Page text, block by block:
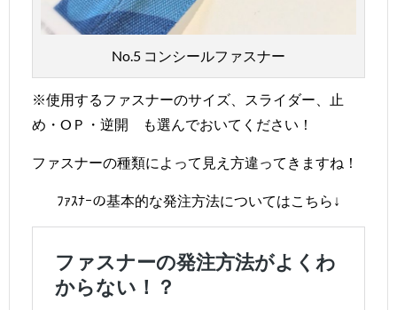
No.5 コンシールファスナー
※使用するファスナーのサイズ、スライダー、止
め・OＰ・逆開 も選んでおいてください！
ファスナーの種類によって見え方違ってきますね！
ﾌｧｽﾅｰの基本的な発注方法についてはこちら↓